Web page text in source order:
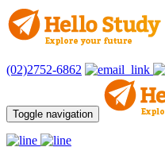
(02)2752-6862
Toggle navigation